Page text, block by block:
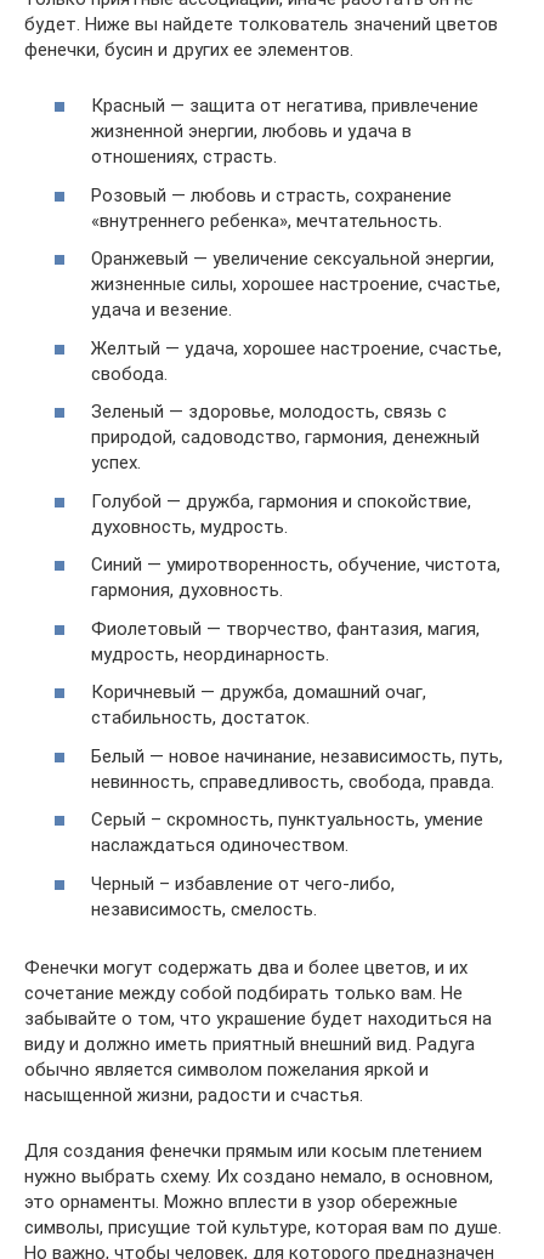
будет. Ниже вы найдете толкователь значений цветов
фенечки, бусин и других ее элементов.
Красный — защита от негатива, привлечение
жизненной энергии, любовь и удача в
отношениях, страсть.
Розовый — любовь и страсть, сохранение
«внутреннего ребенка», мечтательность.
Оранжевый — увеличение сексуальной энергии,
жизненные силы, хорошее настроение, счастье,
удача и везение.
Желтый — удача, хорошее настроение, счастье,
свобода.
Зеленый — здоровье, молодость, связь с
природой, садоводство, гармония, денежный
успех.
Голубой — дружба, гармония и спокойствие,
духовность, мудрость.
Синий — умиротворенность, обучение, чистота,
гармония, духовность.
Фиолетовый — творчество, фантазия, магия,
мудрость, неординарность.
Коричневый — дружба, домашний очаг,
стабильность, достаток.
Белый — новое начинание, независимость, путь,
невинность, справедливость, свобода, правда.
Серый – скромность, пунктуальность, умение
наслаждаться одиночеством.
Черный – избавление от чего-либо,
независимость, смелость.
Фенечки могут содержать два и более цветов, и их
сочетание между собой подбирать только вам. Не
забывайте о том, что украшение будет находиться на
виду и должно иметь приятный внешний вид. Радуга
обычно является символом пожелания яркой и
насыщенной жизни, радости и счастья.
Для создания фенечки прямым или косым плетением
нужно выбрать схему. Их создано немало, в основном,
это орнаменты. Можно вплести в узор обережные
символы, присущие той культуре, которая вам по душе.
Но важно, чтобы человек, для которого предназначен